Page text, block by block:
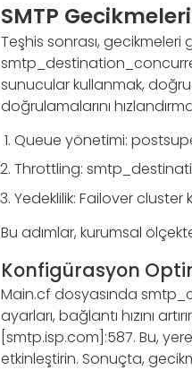
SMTP
Teşhis sonrası,
sunucular kullanmak,
doğrulamalarını
Queue yönetimi:
Throttling:
Yedeklilik: Failover
Bu adımlar, kurumsal
Konfigürasyon
Main.cf dosyasında
ayarları, bağlantı hızını
[smtp.isp.com]:587. Bu,
etkinleştirin. Sonuçta,